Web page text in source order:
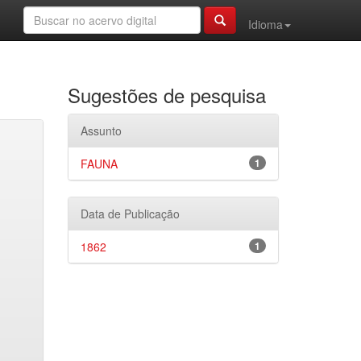
Idioma
Sugestões de pesquisa
Assunto
1
FAUNA
Data de Publicação
1
1862